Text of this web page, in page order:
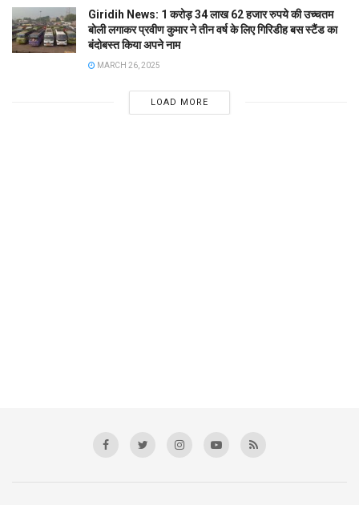
Giridih News: 1 करोड़ 34 लाख 62 हजार रुपये की उच्चतम
बोली लगाकर प्रवीण कुमार ने तीन वर्ष के लिए गिरिडीह बस स्टैंड का
बंदोबस्त किया अपने नाम
MARCH 26, 2025
LOAD MORE